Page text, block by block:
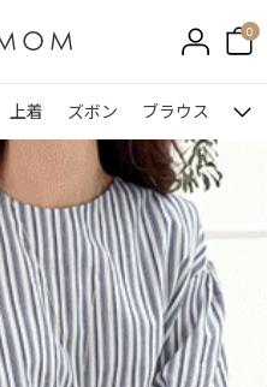
0
上着 ズボン ブラウス ワ